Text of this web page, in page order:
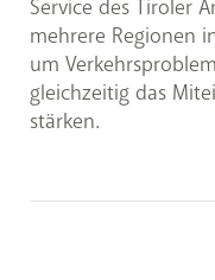
Gehendes
Bundesförderung
klimaaktiv mobil –
Service des Tiroler
mehrere Regionen
um
gleichzeitig das
stärken.